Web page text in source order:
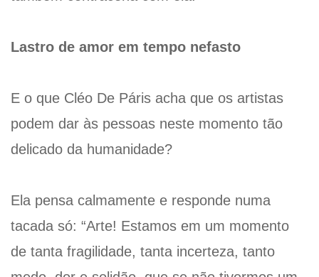
Lastro de amor em tempo nefasto
E o que Cléo De Páris acha que os artistas
podem dar às pessoas neste momento tão
delicado da humanidade?
Ela pensa calmamente e responde numa
tacada só: “Arte! Estamos em um momento
de tanta fragilidade, tanta incerteza, tanto